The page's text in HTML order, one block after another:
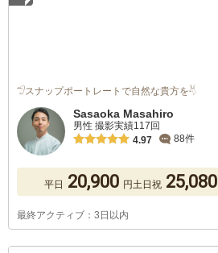
𓅿スナップポートレートで自然な貴方を𓄃
Sasaoka Masahiro
男性 撮影実績117回
4.97
88件
平日 20,900 円土日祝 25,080
最終アクティブ：3日以内